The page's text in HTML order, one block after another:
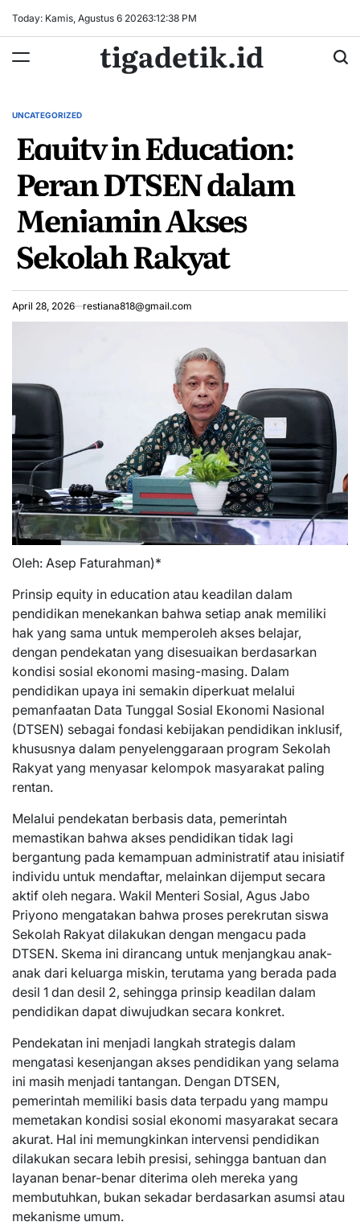
Today: Kamis, Agustus 6 20263:12:38 PM
tigadetik.id
POSTED
UNCATEGORIZED
Equity in Education:
Peran DTSEN dalam
Menjamin Akses
Sekolah Rakyat
April 28, 2026 restiana818@gmail.com
Oleh: Asep Faturahman)*
Prinsip equity in education atau keadilan dalam
pendidikan menekankan bahwa setiap anak memiliki
hak yang sama untuk memperoleh akses belajar,
dengan pendekatan yang disesuaikan berdasarkan
kondisi sosial ekonomi masing-masing. Dalam
pendidikan upaya ini semakin diperkuat melalui
pemanfaatan Data Tunggal Sosial Ekonomi Nasional
(DTSEN) sebagai fondasi kebijakan pendidikan inklusif,
khususnya dalam penyelenggaraan program Sekolah
Rakyat yang menyasar kelompok masyarakat paling
rentan.
Melalui pendekatan berbasis data, pemerintah
memastikan bahwa akses pendidikan tidak lagi
bergantung pada kemampuan administratif atau inisiatif
individu untuk mendaftar, melainkan dijemput secara
aktif oleh negara. Wakil Menteri Sosial, Agus Jabo
Priyono mengatakan bahwa proses perekrutan siswa
Sekolah Rakyat dilakukan dengan mengacu pada
DTSEN. Skema ini dirancang untuk menjangkau anak-
anak dari keluarga miskin, terutama yang berada pada
desil 1 dan desil 2, sehingga prinsip keadilan dalam
pendidikan dapat diwujudkan secara konkret.
Pendekatan ini menjadi langkah strategis dalam
mengatasi kesenjangan akses pendidikan yang selama
ini masih menjadi tantangan. Dengan DTSEN,
pemerintah memiliki basis data terpadu yang mampu
memetakan kondisi sosial ekonomi masyarakat secara
akurat. Hal ini memungkinkan intervensi pendidikan
dilakukan secara lebih presisi, sehingga bantuan dan
layanan benar-benar diterima oleh mereka yang
membutuhkan, bukan sekadar berdasarkan asumsi atau
mekanisme umum.